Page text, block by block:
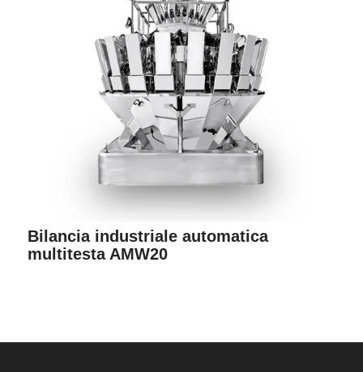
Bilancia industriale automatica
multitesta AMW20